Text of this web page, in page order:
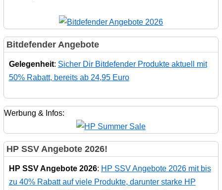
Bitdefender Angebote
Gelegenheit: Sicher Dir Bitdefender Produkte aktuell mit
50% Rabatt, bereits ab 24,95 Euro
Werbung & Infos:
HP SSV Angebote 2026!
HP SSV Angebote 2026: HP SSV Angebote 2026 mit bis
zu 40% Rabatt auf viele Produkte, darunter starke HP